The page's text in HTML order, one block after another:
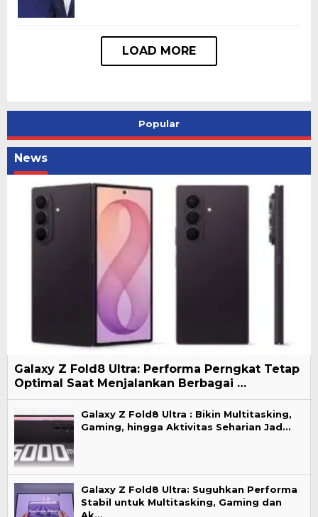
Popular
News
Galaxy Z Fold8 Ultra: Performa Perngkat Tetap
Optimal Saat Menjalankan Berbagai …
Galaxy Z Fold8 Ultra : Bikin Multitasking,
Gaming, hingga Aktivitas Seharian Jad…
Galaxy Z Fold8 Ultra: Suguhkan Performa
Stabil untuk Multitasking, Gaming dan
Ak…